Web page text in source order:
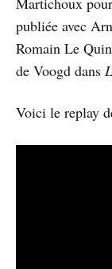
publiée avec
Romain Le
de Voogd dans
Voici le replay